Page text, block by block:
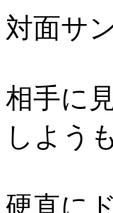
対面サ
相手に
しよう
硬直に